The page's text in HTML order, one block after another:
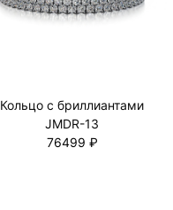
Кольцо с бриллиaнтами
JMDR-13
76499 ₽